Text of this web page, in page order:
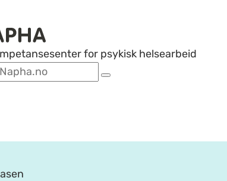
for psykisk helsearbeid